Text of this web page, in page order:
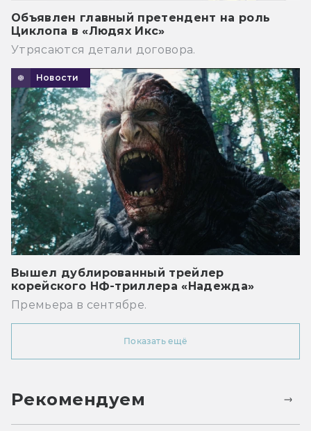
Объявлен главный претендент на роль
Циклопа в «Людях Икс»
Утрясаются детали договора.
Новости
Вышел дублированный трейлер
корейского НФ-триллера «Надежда»
Премьера в сентябре.
Показать ещё
Рекомендуем